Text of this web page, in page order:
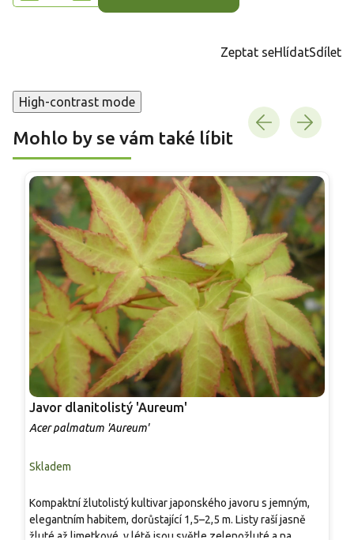
Zeptat seHlídatSdílet
High-contrast mode
Mohlo by se vám také líbit
Javor dlanitolistý 'Aureum'
Acer palmatum 'Aureum'
Skladem
Kompaktní žlutolistý kultivar japonského javoru s jemným,
elegantním habitem, dorůstající 1,5–2,5 m. Listy raší jasně
žluté až limetkové, v létě jsou světle zelenožluté a na